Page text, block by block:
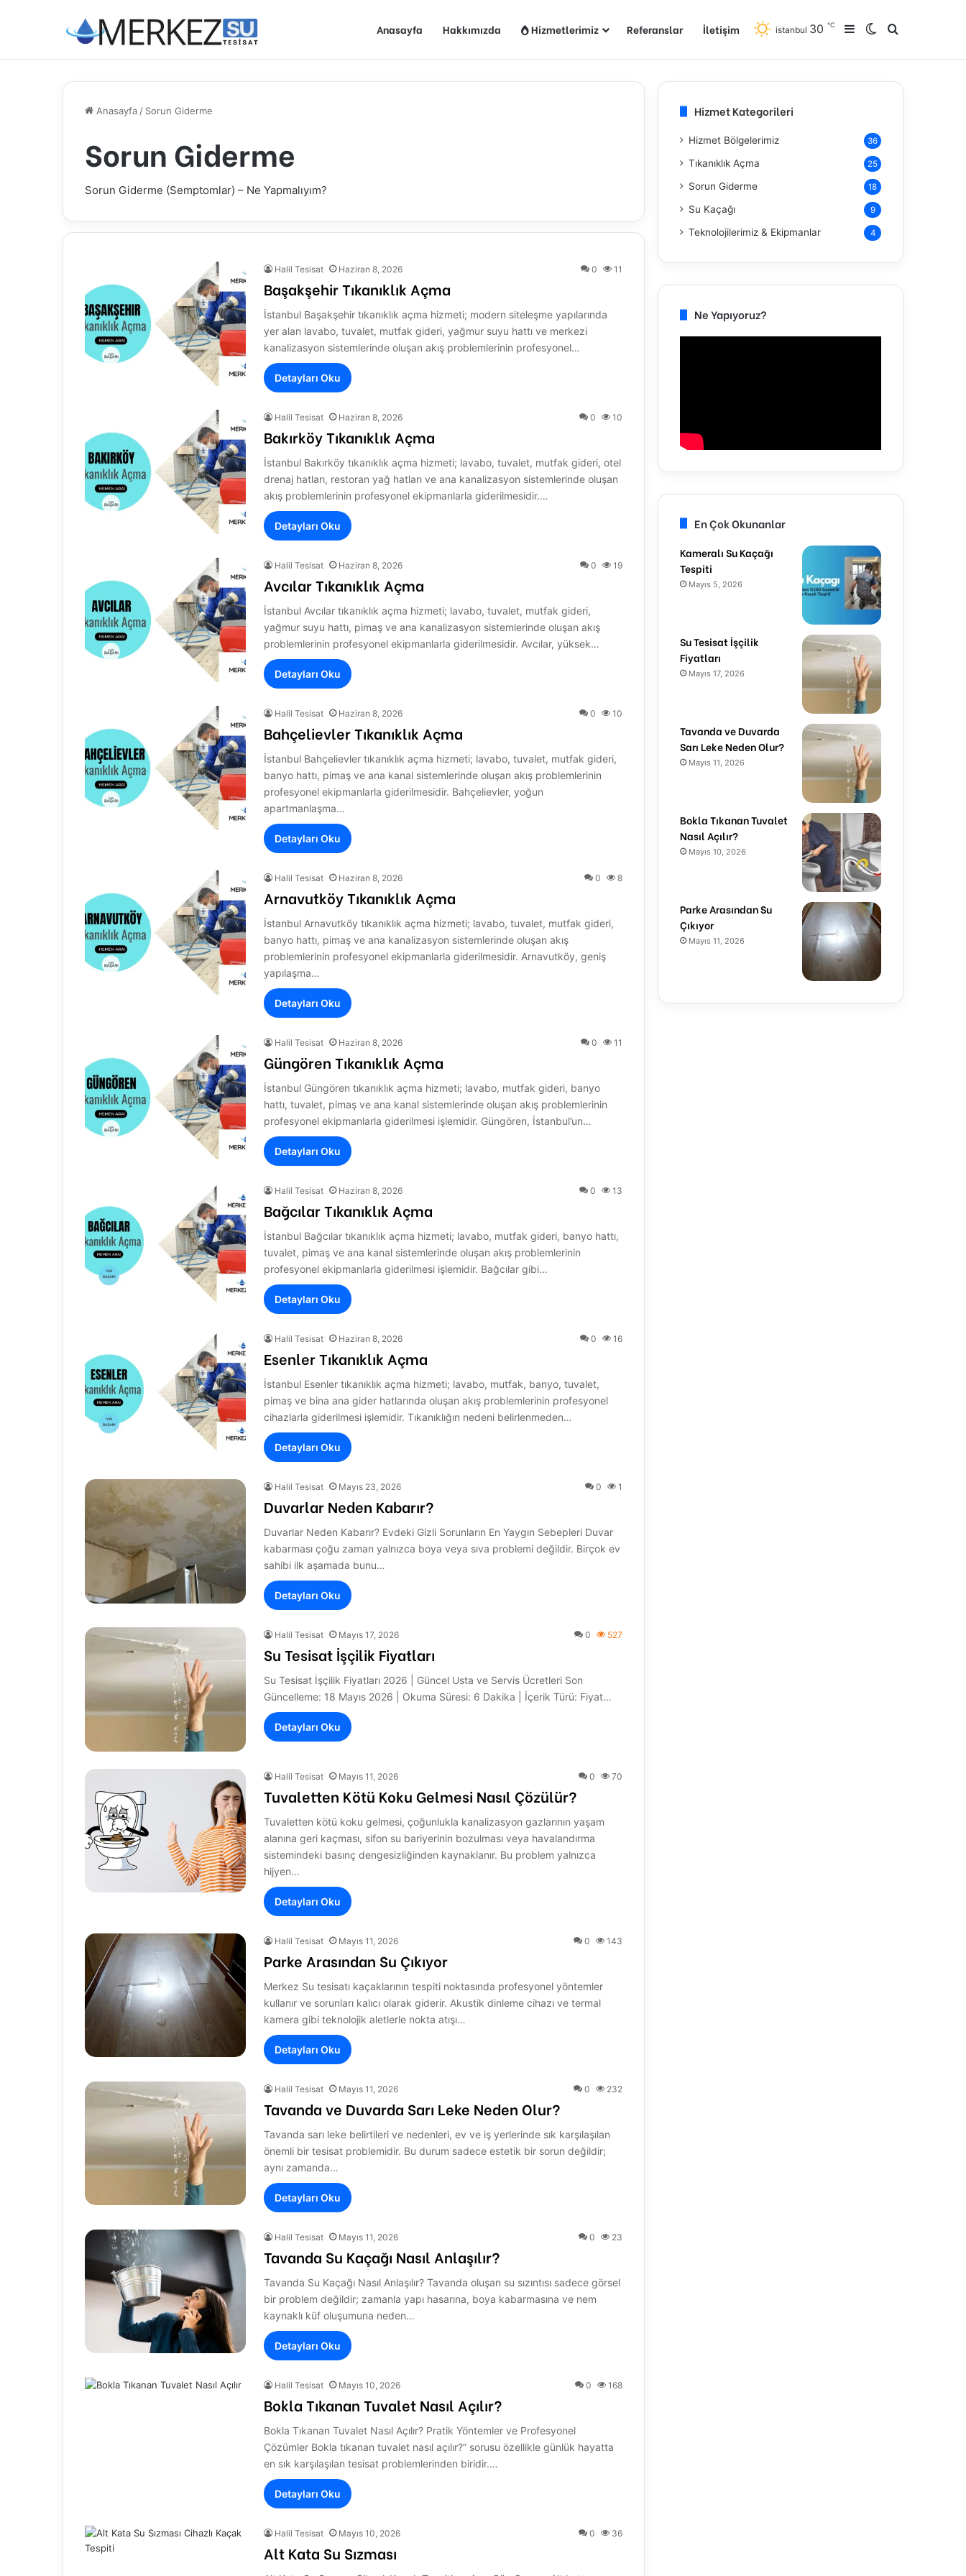
Anasayfa Hakkımızda Hizmetlerimiz Referanslar İletişim istanbul 30 ℃ Kenar Bölmesi
Dış görünümü
Arama yap
Anasayfa / Sorun Giderme
Sorun Giderme
Sorun Giderme (Semptomlar) – Ne Yapmalıyım?
Halil Tesisat Haziran 8, 2026 0 11
Başakşehir Tıkanıklık Açma
İstanbul Başakşehir tıkanıklık açma hizmeti; modern siteleşme yapılarında
yer alan lavabo, tuvalet, mutfak gideri, yağmur suyu hattı ve merkezi
kanalizasyon sistemlerinde oluşan akış problemlerinin profesyonel…
Detayları Oku
Halil Tesisat Haziran 8, 2026 0 10
Bakırköy Tıkanıklık Açma
İstanbul Bakırköy tıkanıklık açma hizmeti; lavabo, tuvalet, mutfak gideri, otel
drenaj hatları, restoran yağ hatları ve ana kanalizasyon sistemlerinde oluşan
akış problemlerinin profesyonel ekipmanlarla giderilmesidir.…
Detayları Oku
Halil Tesisat Haziran 8, 2026 0 19
Avcılar Tıkanıklık Açma
İstanbul Avcılar tıkanıklık açma hizmeti; lavabo, tuvalet, mutfak gideri,
yağmur suyu hattı, pimaş ve ana kanalizasyon sistemlerinde oluşan akış
problemlerinin profesyonel ekipmanlarla giderilmesidir. Avcılar, yüksek…
Detayları Oku
Halil Tesisat Haziran 8, 2026 0 10
Bahçelievler Tıkanıklık Açma
İstanbul Bahçelievler tıkanıklık açma hizmeti; lavabo, tuvalet, mutfak gideri,
banyo hattı, pimaş ve ana kanal sistemlerinde oluşan akış problemlerinin
profesyonel ekipmanlarla giderilmesidir. Bahçelievler, yoğun
apartmanlaşma…
Detayları Oku
Halil Tesisat Haziran 8, 2026 0 8
Arnavutköy Tıkanıklık Açma
İstanbul Arnavutköy tıkanıklık açma hizmeti; lavabo, tuvalet, mutfak gideri,
banyo hattı, pimaş ve ana kanalizasyon sistemlerinde oluşan akış
problemlerinin profesyonel ekipmanlarla giderilmesidir. Arnavutköy, geniş
yapılaşma…
Detayları Oku
Halil Tesisat Haziran 8, 2026 0 11
Güngören Tıkanıklık Açma
İstanbul Güngören tıkanıklık açma hizmeti; lavabo, mutfak gideri, banyo
hattı, tuvalet, pimaş ve ana kanal sistemlerinde oluşan akış problemlerinin
profesyonel ekipmanlarla giderilmesi işlemidir. Güngören, İstanbul’un…
Detayları Oku
Halil Tesisat Haziran 8, 2026 0 13
Bağcılar Tıkanıklık Açma
İstanbul Bağcılar tıkanıklık açma hizmeti; lavabo, mutfak gideri, banyo hattı,
tuvalet, pimaş ve ana kanal sistemlerinde oluşan akış problemlerinin
profesyonel ekipmanlarla giderilmesi işlemidir. Bağcılar gibi…
Detayları Oku
Halil Tesisat Haziran 8, 2026 0 16
Esenler Tıkanıklık Açma
İstanbul Esenler tıkanıklık açma hizmeti; lavabo, mutfak, banyo, tuvalet,
pimaş ve bina ana gider hatlarında oluşan akış problemlerinin profesyonel
cihazlarla giderilmesi işlemidir. Tıkanıklığın nedeni belirlenmeden…
Detayları Oku
Halil Tesisat Mayıs 23, 2026 0 1
Duvarlar Neden Kabarır?
Duvarlar Neden Kabarır? Evdeki Gizli Sorunların En Yaygın Sebepleri Duvar
kabarması çoğu zaman yalnızca boya veya sıva problemi değildir. Birçok ev
sahibi ilk aşamada bunu…
Detayları Oku
Halil Tesisat Mayıs 17, 2026 0 527
Su Tesisat İşçilik Fiyatları
Su Tesisat İşçilik Fiyatları 2026 | Güncel Usta ve Servis Ücretleri Son
Güncelleme: 18 Mayıs 2026 | Okuma Süresi: 6 Dakika | İçerik Türü: Fiyat…
Detayları Oku
Halil Tesisat Mayıs 11, 2026 0 70
Tuvaletten Kötü Koku Gelmesi Nasıl Çözülür?
Tuvaletten kötü koku gelmesi, çoğunlukla kanalizasyon gazlarının yaşam
alanına geri kaçması, sifon su bariyerinin bozulması veya havalandırma
sistemindeki basınç dengesizliğinden kaynaklanır. Bu problem yalnızca
hijyen…
Detayları Oku
Halil Tesisat Mayıs 11, 2026 0 143
Parke Arasından Su Çıkıyor
Merkez Su tesisatı kaçaklarının tespiti noktasında profesyonel yöntemler
kullanır ve sorunları kalıcı olarak giderir. Akustik dinleme cihazı ve termal
kamera gibi teknolojik aletlerle nokta atışı…
Detayları Oku
Halil Tesisat Mayıs 11, 2026 0 232
Tavanda ve Duvarda Sarı Leke Neden Olur?
Tavanda sarı leke belirtileri ve nedenleri, ev ve iş yerlerinde sık karşılaşılan
önemli bir tesisat problemidir. Bu durum sadece estetik bir sorun değildir;
aynı zamanda…
Detayları Oku
Halil Tesisat Mayıs 11, 2026 0 23
Tavanda Su Kaçağı Nasıl Anlaşılır?
Tavanda Su Kaçağı Nasıl Anlaşılır? Tavanda oluşan su sızıntısı sadece görsel
bir problem değildir; zamanla yapı hasarına, boya kabarmasına ve nem
kaynaklı küf oluşumuna neden…
Detayları Oku
Halil Tesisat Mayıs 10, 2026 0 168
Bokla Tıkanan Tuvalet Nasıl Açılır?
Bokla Tıkanan Tuvalet Nasıl Açılır? Pratik Yöntemler ve Profesyonel
Çözümler Bokla tıkanan tuvalet nasıl açılır?” sorusu özellikle günlük hayatta
en sık karşılaşılan tesisat problemlerinden biridir.…
Detayları Oku
Halil Tesisat Mayıs 10, 2026 0 36
Alt Kata Su Sızması
Hizmet Kategorileri
Hizmet Bölgelerimiz 36
Tıkanıklık Açma 25
Sorun Giderme 18
Su Kaçağı 9
Teknolojilerimiz & Ekipmanlar 4
Ne Yapıyoruz?
En Çok Okunanlar
Kameralı Su Kaçağı
Tespiti
Mayıs 5, 2026
Su Tesisat İşçilik
Fiyatları
Mayıs 17, 2026
Tavanda ve Duvarda
Sarı Leke Neden Olur?
Mayıs 11, 2026
Bokla Tıkanan Tuvalet
Nasıl Açılır?
Mayıs 10, 2026
Parke Arasından Su
Çıkıyor
Mayıs 11, 2026